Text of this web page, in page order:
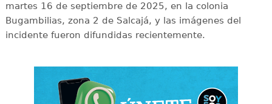
martes 16 de septiembre de 2025, en la colonia
Bugambilias, zona 2 de Salcajá, y las imágenes del
incidente fueron difundidas recientemente.